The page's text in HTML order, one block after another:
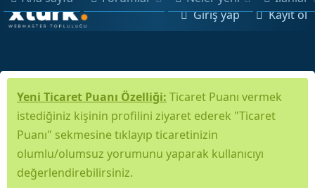
Giriş yap Kayıt ol
Yeni Ticaret Puanı Özelliği: Ticaret Puanı vermek
istediğiniz kişinin profilini ziyaret ederek "Ticaret
Puanı" sekmesine tıklayıp ticaretinizin
olumlu/olumsuz yorumunu yaparak kullanıcıyı
değerlendirebilirsiniz.